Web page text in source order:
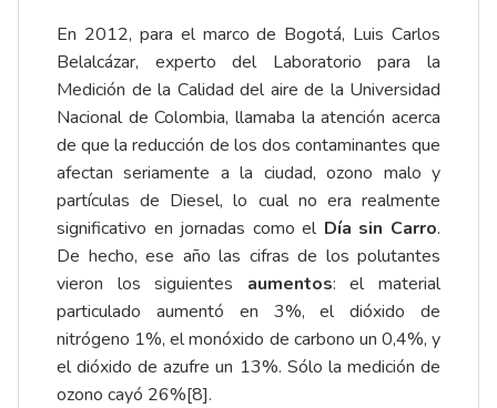
En 2012, para el marco de Bogotá, Luis Carlos
Belalcázar, experto del Laboratorio para la
Medición de la Calidad del aire de la Universidad
Nacional de Colombia, llamaba la atención acerca
de que la reducción de los dos contaminantes que
afectan seriamente a la ciudad, ozono malo y
partículas de Diesel, lo cual no era realmente
significativo en jornadas como el Día sin Carro.
De hecho, ese año las cifras de los polutantes
vieron los siguientes aumentos: el material
particulado aumentó en 3%, el dióxido de
nitrógeno 1%, el monóxido de carbono un 0,4%, y
el dióxido de azufre un 13%. Sólo la medición de
ozono cayó 26%[8].